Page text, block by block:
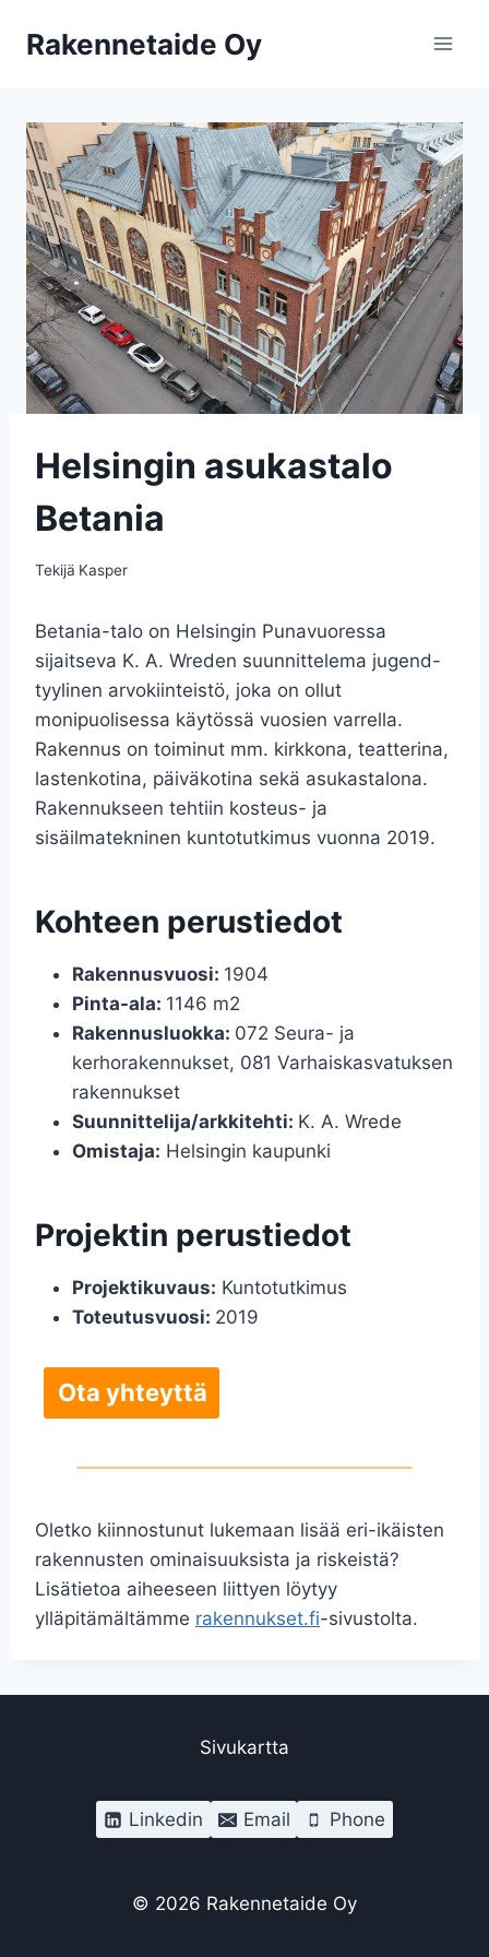
sisältöön
Rakennetaide Oy
Helsingin asukastalo
Betania
Tekijä Kasper
Betania-talo on Helsingin Punavuoressa
sijaitseva K. A. Wreden suunnittelema jugend-
tyylinen arvokiinteistö, joka on ollut
monipuolisessa käytössä vuosien varrella.
Rakennus on toiminut mm. kirkkona, teatterina,
lastenkotina, päiväkotina sekä asukastalona.
Rakennukseen tehtiin kosteus- ja
sisäilmatekninen kuntotutkimus vuonna 2019.
Kohteen perustiedot
Rakennusvuosi: 1904
Pinta-ala: 1146 m2
Rakennusluokka: 072 Seura- ja
kerhorakennukset, 081 Varhaiskasvatuksen
rakennukset
Suunnittelija/arkkitehti: K. A. Wrede
Omistaja: Helsingin kaupunki
Projektin perustiedot
Projektikuvaus: Kuntotutkimus
Toteutusvuosi: 2019
Ota yhteyttä
Oletko kiinnostunut lukemaan lisää eri-ikäisten
rakennusten ominaisuuksista ja riskeistä?
Lisätietoa aiheeseen liittyen löytyy
ylläpitämältämme rakennukset.fi-sivustolta.
Sivukartta
Linkedin Email Phone
© 2026 Rakennetaide Oy